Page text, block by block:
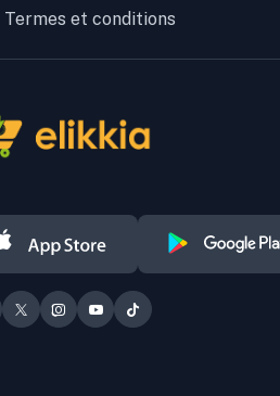
Termes et conditions